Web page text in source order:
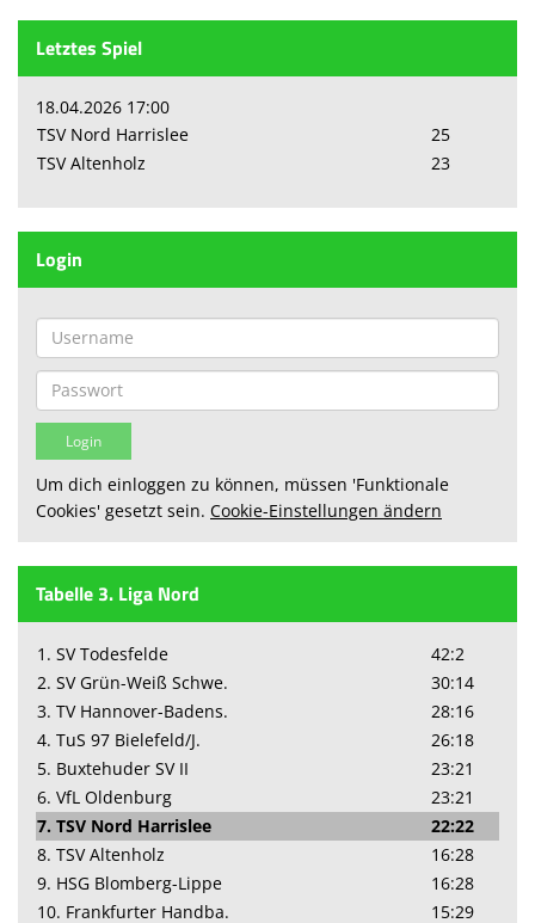
Letztes Spiel
18.04.2026 17:00
TSV Nord Harrislee
25
TSV Altenholz
23
Login
Um dich einloggen zu können, müssen 'Funktionale
Cookies' gesetzt sein. Cookie-Einstellungen ändern
Tabelle 3. Liga Nord
1. SV Todesfelde
42:2
2. SV Grün-Weiß Schwe.
30:14
3. TV Hannover-Badens.
28:16
4. TuS 97 Bielefeld/J.
26:18
5. Buxtehuder SV II
23:21
6. VfL Oldenburg
23:21
7. TSV Nord Harrislee
22:22
8. TSV Altenholz
16:28
9. HSG Blomberg-Lippe
16:28
10. Frankfurter Handba.
15:29